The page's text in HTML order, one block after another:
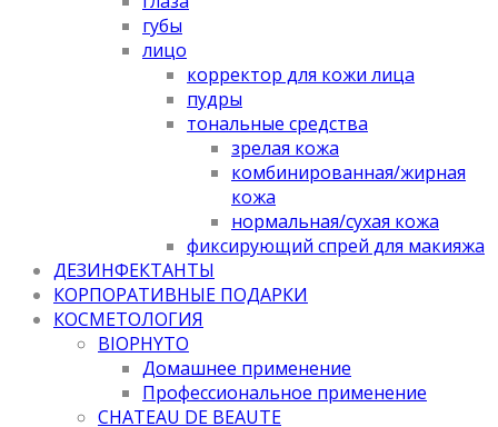
губы
лицо
корректор для кожи лица
пудры
тональные средства
зрелая кожа
комбинированная/жирная
кожа
нормальная/cухая кожа
фиксирующий спрей для макияжа
ДЕЗИНФЕКТАНТЫ
КОРПОРАТИВНЫЕ ПОДАРКИ
КОСМЕТОЛОГИЯ
BIOPHYTO
Домашнее применение
Профессиональное применение
CHATEAU DE BEAUTE